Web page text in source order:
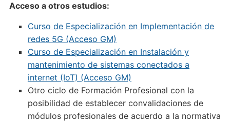
Acceso a otros estudios:
Curso de Especialización en Implementación de
redes 5G (Acceso GM)
Curso de Especialización en Instalación y
mantenimiento de sistemas conectados a
internet (IoT) (Acceso GM)
Otro ciclo de Formación Profesional con la
posibilidad de establecer convalidaciones de
módulos profesionales de acuerdo a la normativa